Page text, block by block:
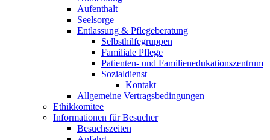
Aufenthalt
Seelsorge
Entlassung & Pflegeberatung
Selbsthilfegruppen
Familiale Pflege
Patienten- und Familienedukationszentrum
Sozialdienst
Kontakt
Allgemeine Vertragsbedingungen
Ethikkomitee
Informationen für Besucher
Besuchszeiten